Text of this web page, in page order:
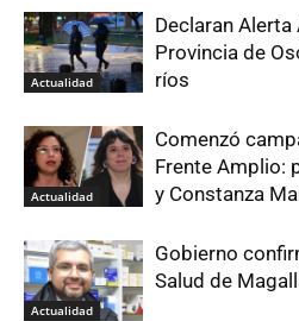
Actualidad
Declaran
Provincia de
ríos
Actualidad
Comenzó
Frente Amplio:
y Constanza
Actualidad
Gobierno
Salud de